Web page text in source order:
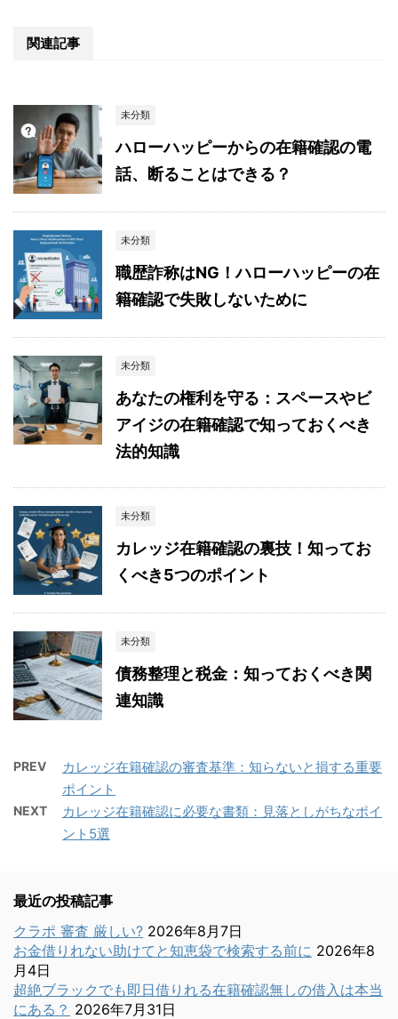
関連記事
未分類
ハローハッピーからの在籍確認の電
話、断ることはできる？
未分類
職歴詐称はNG！ハローハッピーの在
籍確認で失敗しないために
未分類
あなたの権利を守る：スペースやビ
アイジの在籍確認で知っておくべき
法的知識
未分類
カレッジ在籍確認の裏技！知ってお
くべき5つのポイント
未分類
債務整理と税金：知っておくべき関
連知識
PREV
カレッジ在籍確認の審査基準：知らないと損する重要
ポイント
NEXT
カレッジ在籍確認に必要な書類：見落としがちなポイ
ント5選
最近の投稿記事
クラポ 審査 厳しい? 2026年8月7日
お金借りれない助けてと知恵袋で検索する前に 2026年8
月4日
超絶ブラックでも即日借りれる在籍確認無しの借入は本当
にある？ 2026年7月31日